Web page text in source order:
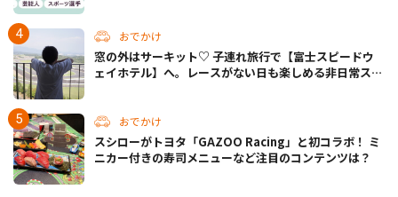
おでかけ
窓の外はサーキット♡ 子連れ旅行で【富士スピードウ
ェイホテル】へ。レースがない日も楽しめる非日常ステ
おでかけ
スシローがトヨタ「GAZOO Racing」と初コラボ！ ミ
ニカー付きの寿司メニューなど注目のコンテンツは？